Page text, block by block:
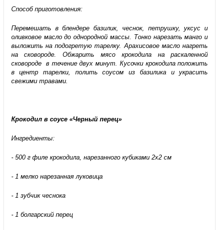
Способ приготовления:
Перемешать в блендере базилик, чеснок, петрушку, уксус и
оливковое масло до однородной массы. Тонко нарезать манго и
выложить на подогретую тарелку. Арахисовое масло нагреть
на сковороде. Обжарить мясо крокодила на раскаленной
сковороде в течение двух минут. Кусочки крокодила положить
в центр тарелки, полить соусом из базилика и украсить
свежими травами.
Крокодил в соусе «Черный перец»
Ингредиенты:
- 500 г филе крокодила, нарезанного кубиками 2х2 см
- 1 мелко нарезанная луковица
- 1 зубчик чеснока
- 1 болгарский перец